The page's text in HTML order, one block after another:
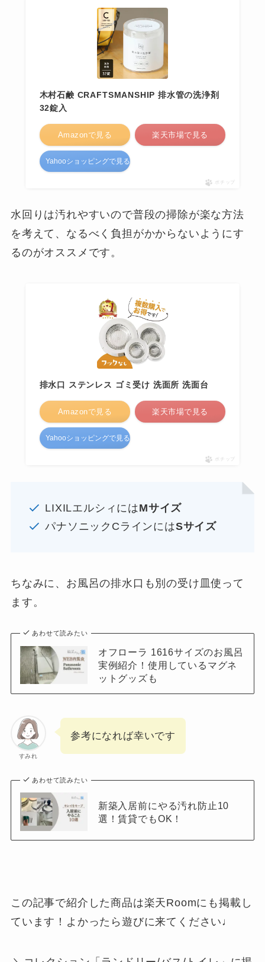
木村石鹸 CRAFTSMANSHIP 排水管の洗浄剤
32錠入
Amazonで見る 楽天市場で見る
Yahooショッピングで見る
ポチップ
水回りは汚れやすいので普段の掃除が楽な方法
を考えて、なるべく負担がかからないようにす
るのがオススメです。
排水口 ステンレス ゴミ受け 洗面所 洗面台
Amazonで見る 楽天市場で見る
Yahooショッピングで見る
ポチップ
LIXILエルシィにはMサイズ
パナソニックCラインにはSサイズ
ちなみに、お風呂の排水口も別の受け皿使って
ます。
あわせて読みたい
オフローラ 1616サイズのお風呂
実例紹介！使用しているマグネ
ットグッズも
すみれ
参考になれば幸いです
あわせて読みたい
新築入居前にやる汚れ防止10
選！賃貸でもOK！
この記事で紹介した商品は楽天Roomにも掲載し
ています！よかったら遊びに来てください♩